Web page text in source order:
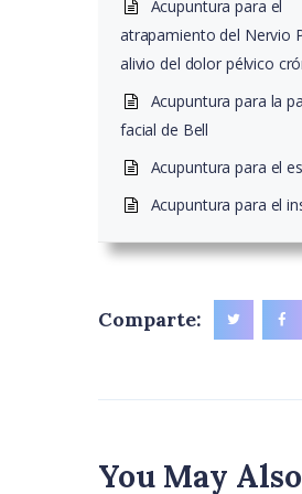
Acupuntura para el
atrapamiento del Nervio
alivio del dolor pélvico
Acupuntura para la
facial de Bell
Acupuntura para el
Acupuntura para el
Comparte:
You May